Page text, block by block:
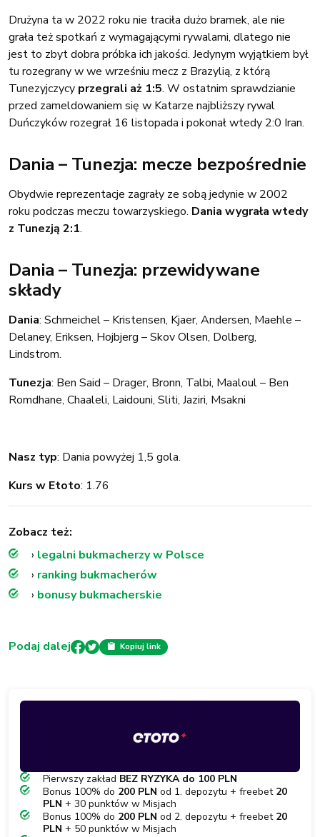
Drużyna ta w 2022 roku nie traciła dużo bramek, ale nie
grała też spotkań z wymagającymi rywalami, dlatego nie
jest to zbyt dobra próbka ich jakości. Jedynym wyjątkiem był
tu rozegrany w we wrześniu mecz z Brazylią, z którą
Tunezyjczycy przegrali aż 1:5. W ostatnim sprawdzianie
przed zameldowaniem się w Katarze najbliższy rywal
Duńczyków rozegrał 16 listopada i pokonał wtedy 2:0 Iran.
Dania – Tunezja: mecze bezpośrednie
Obydwie reprezentacje zagrały ze sobą jedynie w 2002
roku podczas meczu towarzyskiego. Dania wygrała wtedy
z Tunezją 2:1.
Dania – Tunezja: przewidywane
składy
Dania: Schmeichel – Kristensen, Kjaer, Andersen, Maehle –
Delaney, Eriksen, Hojbjerg – Skov Olsen, Dolberg,
Lindstrom.
Tunezja: Ben Said – Drager, Bronn, Talbi, Maaloul – Ben
Romdhane, Chaaleli, Laidouni, Sliti, Jaziri, Msakni
Nasz typ: Dania powyżej 1,5 gola.
Kurs w Etoto: 1.76
Zobacz też:
› legalni bukmacherzy w Polsce
› ranking bukmacherów
› bonusy bukmacherskie
Podaj dalej Kopiuj link
Pierwszy zakład BEZ RYZYKA do 100 PLN
Bonus 100% do 200 PLN od 1. depozytu + freebet 20
PLN + 30 punktów w Misjach
Bonus 100% do 200 PLN od 2. depozytu + freebet 20
PLN + 50 punktów w Misjach